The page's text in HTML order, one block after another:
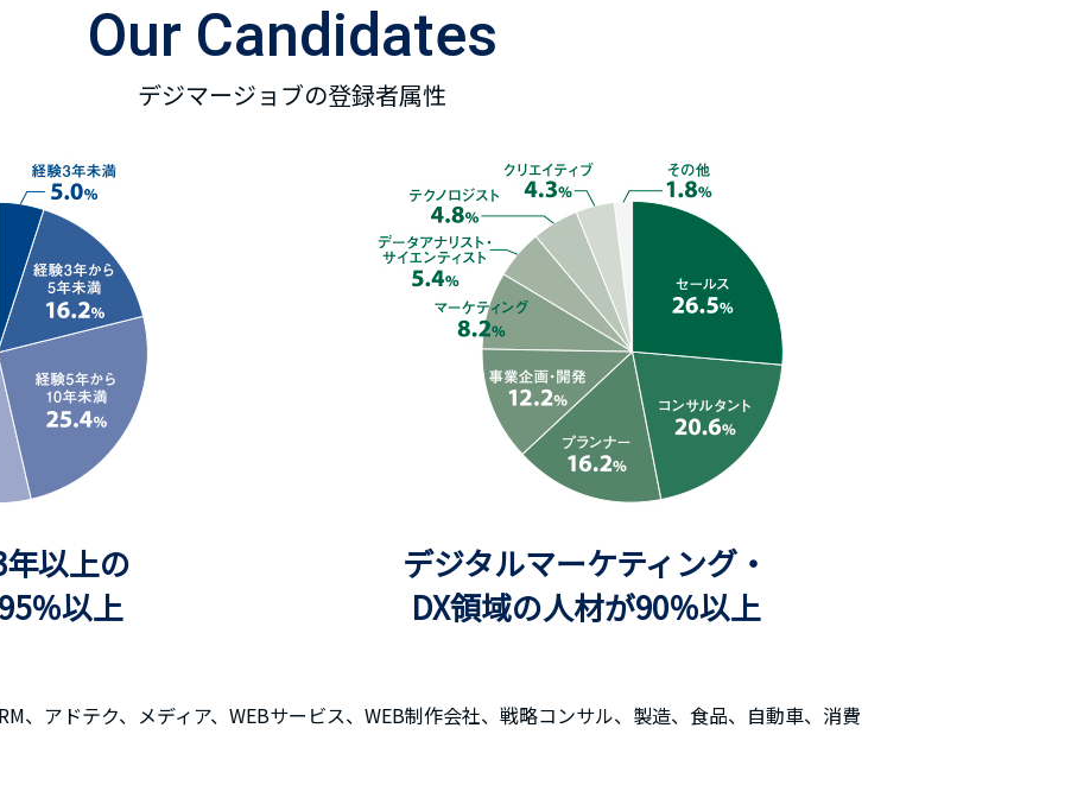
Our Candidates
デジマージョブの登録者属性
以上の
％以上
デジタルマーケティング・
DX領域の人材が90％以上
、アドテク、メディア、WEBサービス、WEB制作会社、戦略コンサル、製造、食品、自動車、消費